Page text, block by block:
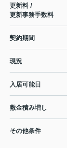
更新料 /
更新事務手数料
契約期間
現況
入居可能日
敷金積み増し
その他条件